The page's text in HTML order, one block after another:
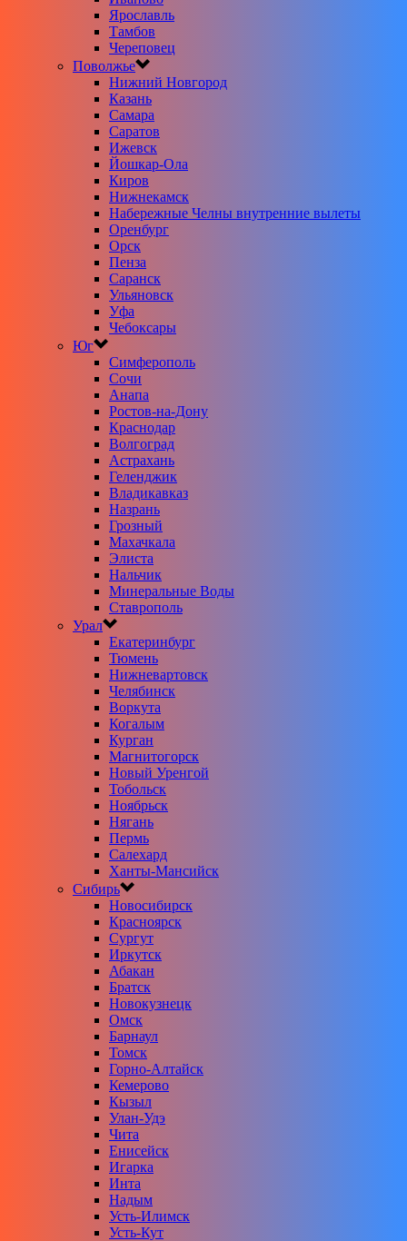
Ярославль
Тамбов
Череповец
Поволжье
Нижний Новгород
Казань
Самара
Саратов
Ижевск
Йошкар-Ола
Киров
Нижнекамск
Набережные Челны внутренние вылеты
Оренбург
Орск
Пенза
Саранск
Ульяновск
Уфа
Чебоксары
Юг
Симферополь
Сочи
Анапа
Ростов-на-Дону
Краснодар
Волгоград
Астрахань
Геленджик
Владикавказ
Назрань
Грозный
Махачкала
Элиста
Нальчик
Минеральные Воды
Ставрополь
Урал
Екатеринбург
Тюмень
Нижневартовск
Челябинск
Воркута
Когалым
Курган
Магнитогорск
Новый Уренгой
Тобольск
Ноябрьск
Нягань
Пермь
Салехард
Ханты-Мансийск
Сибирь
Новосибирск
Красноярск
Сургут
Иркутск
Абакан
Братск
Новокузнецк
Омск
Барнаул
Томск
Горно-Алтайск
Кемерово
Кызыл
Улан-Удэ
Чита
Енисейск
Игарка
Инта
Надым
Усть-Илимск
Усть-Кут